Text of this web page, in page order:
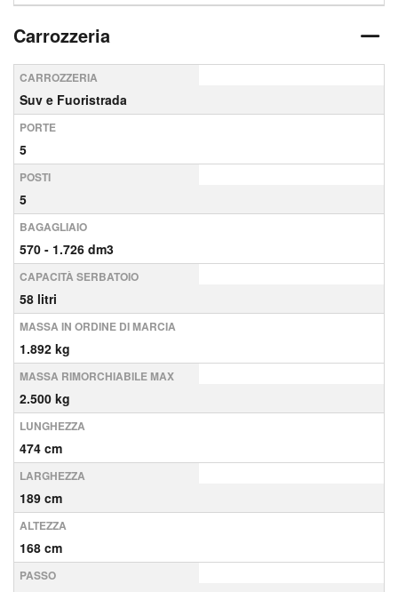
Carrozzeria
CARROZZERIA
Suv e Fuoristrada
PORTE
5
POSTI
5
BAGAGLIAIO
570 - 1.726 dm3
CAPACITÀ SERBATOIO
58 litri
MASSA IN ORDINE DI MARCIA
1.892 kg
MASSA RIMORCHIABILE MAX
2.500 kg
LUNGHEZZA
474 cm
LARGHEZZA
189 cm
ALTEZZA
168 cm
PASSO